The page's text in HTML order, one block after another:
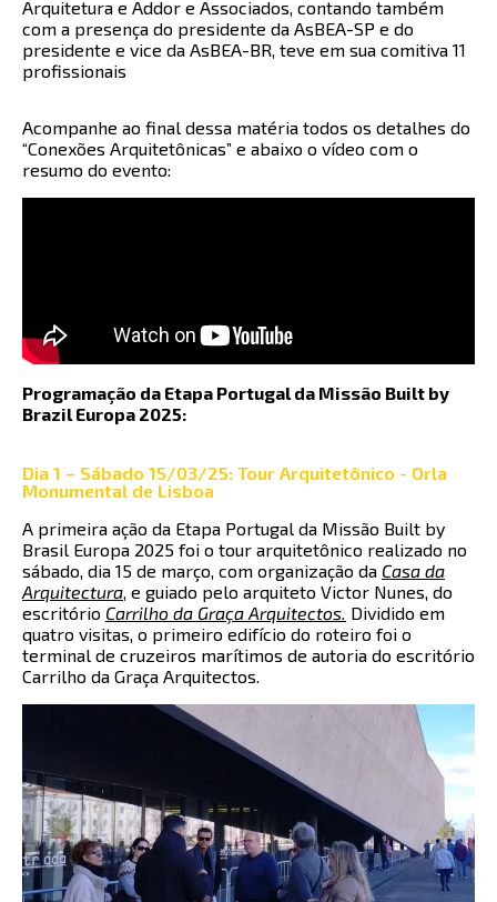
Arquitetura e Addor e Associados, contando também
com a presença do presidente da AsBEA-SP e do
presidente e vice da AsBEA-BR, teve em sua comitiva 11
profissionais
Acompanhe ao final dessa matéria todos os detalhes do
“Conexões Arquitetônicas” e abaixo o vídeo com o
resumo do evento:
Programação da Etapa Portugal da Missão Built by
Brazil Europa 2025:
Dia 1 – Sábado 15/03/25: Tour Arquitetônico - Orla
Monumental de Lisboa
A primeira ação da Etapa Portugal da Missão Built by
Brasil Europa 2025 foi o tour arquitetônico realizado no
sábado, dia 15 de março, com organização da Casa da
Arquitectura, e guiado pelo arquiteto Victor Nunes, do
escritório Carrilho da Graça Arquitectos. Dividido em
quatro visitas, o primeiro edifício do roteiro foi o
terminal de cruzeiros marítimos de autoria do escritório
Carrilho da Graça Arquitectos.